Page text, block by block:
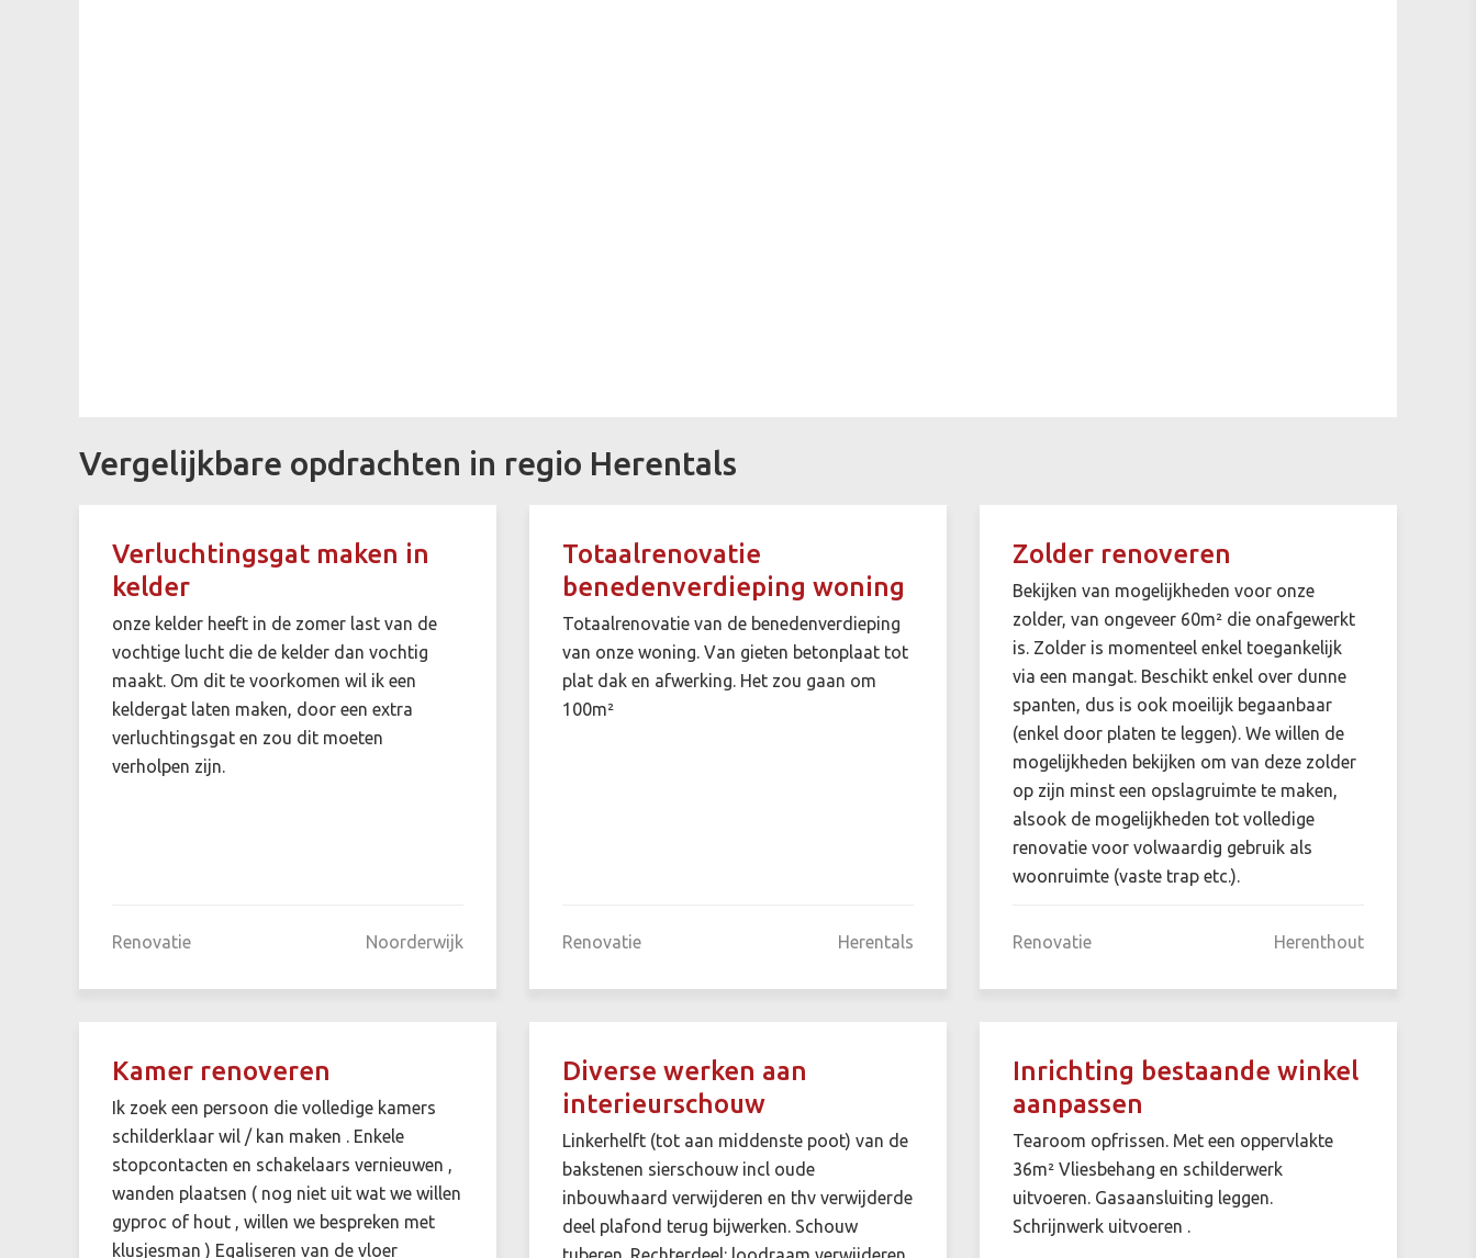
Vergelijkbare opdrachten in regio Herentals
Verluchtingsgat maken in
kelder
onze kelder heeft in de zomer last van de
vochtige lucht die de kelder dan vochtig
maakt. Om dit te voorkomen wil ik een
keldergat laten maken, door een extra
verluchtingsgat en zou dit moeten
verholpen zijn.
Renovatie Noorderwijk
Totaalrenovatie
benedenverdieping woning
Totaalrenovatie van de benedenverdieping
van onze woning. Van gieten betonplaat tot
plat dak en afwerking. Het zou gaan om
100m²
Renovatie Herentals
Zolder renoveren
Bekijken van mogelijkheden voor onze
zolder, van ongeveer 60m² die onafgewerkt
is. Zolder is momenteel enkel toegankelijk
via een mangat. Beschikt enkel over dunne
spanten, dus is ook moeilijk begaanbaar
(enkel door platen te leggen). We willen de
mogelijkheden bekijken om van deze zolder
op zijn minst een opslagruimte te maken,
alsook de mogelijkheden tot volledige
renovatie voor volwaardig gebruik als
woonruimte (vaste trap etc.).
Renovatie Herenthout
Kamer renoveren
Ik zoek een persoon die volledige kamers
schilderklaar wil / kan maken . Enkele
stopcontacten en schakelaars vernieuwen ,
wanden plaatsen ( nog niet uit wat we willen
gyproc of hout , willen we bespreken met
klusjesman ) Egaliseren van de vloer
Diverse werken aan
interieurschouw
Linkerhelft (tot aan middenste poot) van de
bakstenen sierschouw incl oude
inbouwhaard verwijderen en thv verwijderde
deel plafond terug bijwerken. Schouw
Inrichting bestaande winkel
aanpassen
Tearoom opfrissen. Met een oppervlakte
36m² Vliesbehang en schilderwerk
uitvoeren. Gasaansluiting leggen.
Schrijnwerk uitvoeren .